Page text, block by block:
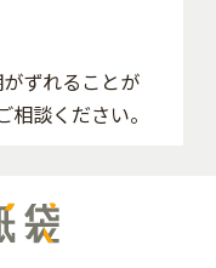
ずれることが
談ください。